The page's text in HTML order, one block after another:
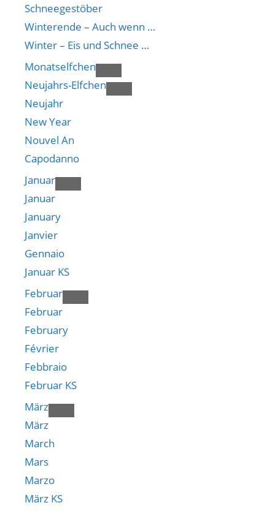
Schneegestöber
Winterende – Auch wenn …
Winter – Eis und Schnee …
Monatselfchen
Neujahrs-Elfchen
Neujahr
New Year
Nouvel An
Capodanno
Januar
Januar
January
Janvier
Gennaio
Januar KS
Februar
Februar
February
Février
Febbraio
Februar KS
März
März
March
Mars
Marzo
März KS